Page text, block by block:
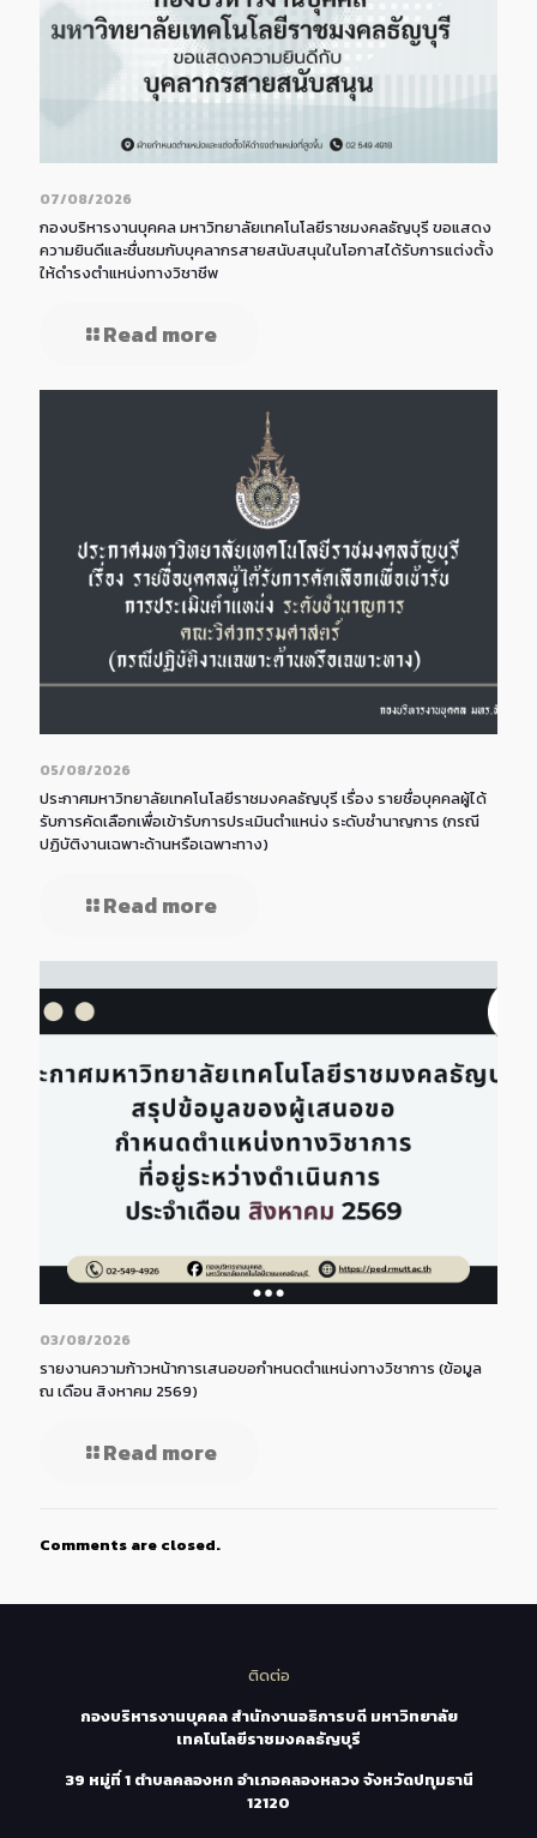
07/08/2026
กองบริหารงานบุคคล มหาวิทยาลัยเทคโนโลยีราชมงคลธัญบุรี ขอแสดง
ความยินดีและชื่นชมกับบุคลากรสายสนับสนุนในโอกาสได้รับการแต่งตั้ง
ให้ดำรงตำแหน่งทางวิชาชีพ
Read more
05/08/2026
ประกาศมหาวิทยาลัยเทคโนโลยีราชมงคลธัญบุรี เรื่อง รายชื่อบุคคลผู้ได้
รับการคัดเลือกเพื่อเข้ารับการประเมินตำแหน่ง ระดับชำนาญการ (กรณี
ปฏิบัติงานเฉพาะด้านหรือเฉพาะทาง)
Read more
03/08/2026
รายงานความก้าวหน้าการเสนอขอกำหนดตำแหน่งทางวิชาการ (ข้อมูล
ณ เดือน สิงหาคม 2569)
Read more
Comments are closed.
ติดต่อ
กองบริหารงานบุคคล สำนักงานอธิการบดี มหาวิทยาลัย
เทคโนโลยีราชมงคลธัญบุรี
39 หมู่ที่ 1 ตำบลคลองหก อำเภอคลองหลวง จังหวัดปทุมธานี
12120